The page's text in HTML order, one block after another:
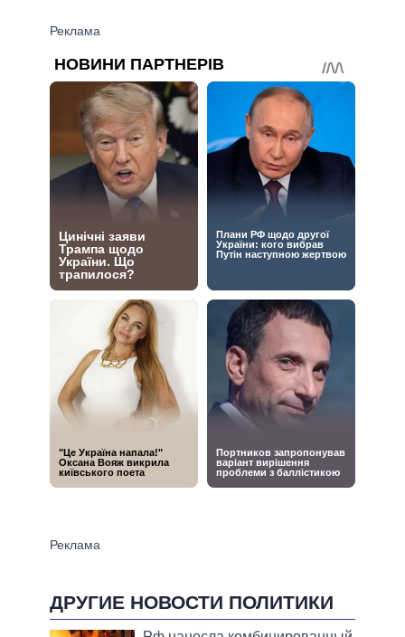
ДРУГИЕ НОВОСТИ ПОЛИТИКИ